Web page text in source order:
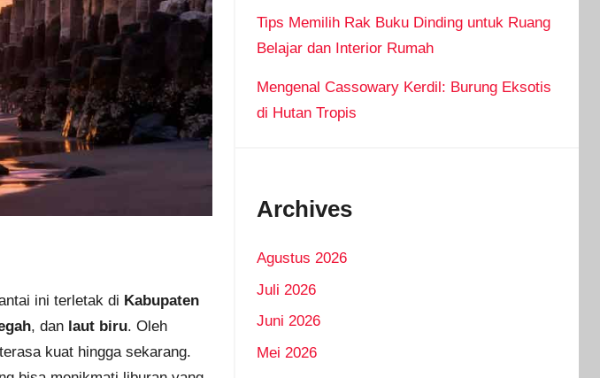
ini terletak di Kabupaten
, dan laut biru. Oleh
kuat hingga sekarang.
Tips Memilih Rak Buku Dinding untuk Ruang
Belajar dan Interior Rumah
Mengenal Cassowary Kerdil: Burung Eksotis
di Hutan Tropis
Archives
Agustus 2026
Juli 2026
Juni 2026
Mei 2026